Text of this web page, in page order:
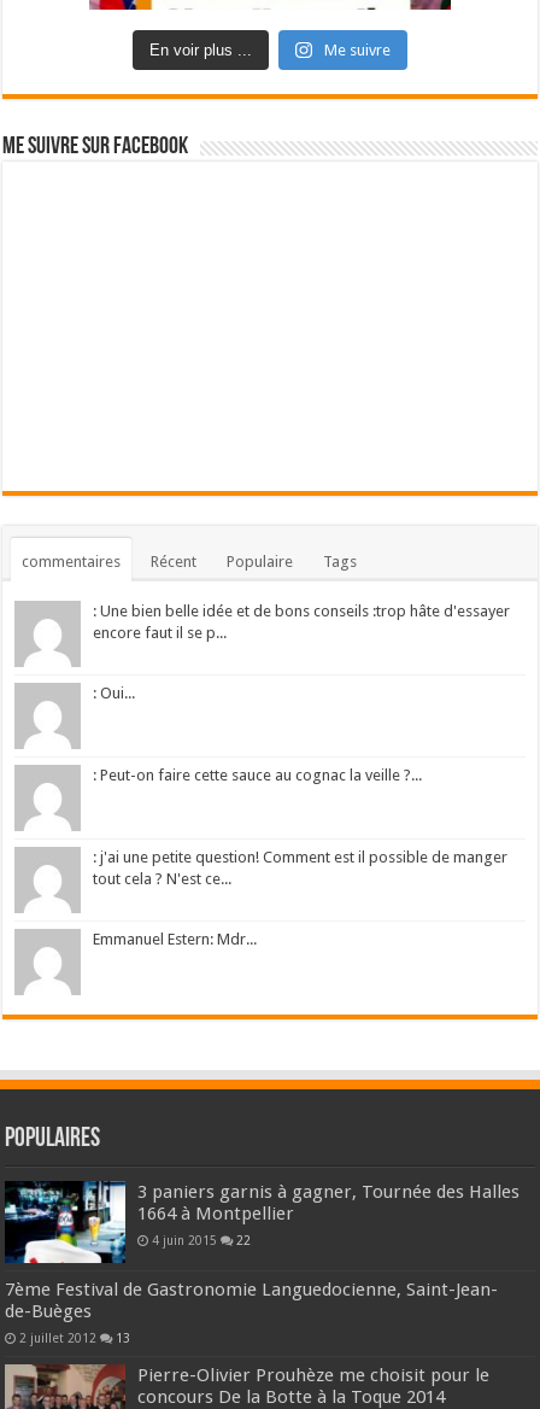
En voir plus ... Me suivre
Me suivre sur Facebook
commentaires Récent Populaire Tags
: Une bien belle idée et de bons conseils :trop hâte d'essayer
encore faut il se p...
: Oui...
: Peut-on faire cette sauce au cognac la veille ?...
: j'ai une petite question! Comment est il possible de manger
tout cela ? N'est ce...
Emmanuel Estern: Mdr...
Populaires
3 paniers garnis à gagner, Tournée des Halles
1664 à Montpellier
4 juin 2015 22
7ème Festival de Gastronomie Languedocienne, Saint-Jean-
de-Buèges
2 juillet 2012 13
Pierre-Olivier Prouhèze me choisit pour le
concours De la Botte à la Toque 2014